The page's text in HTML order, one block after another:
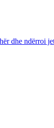
dhe ndërroi